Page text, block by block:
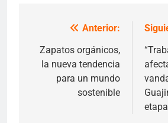
Navegación
de
entradas
Anterior:
Zapatos orgánicos,
la nueva tendencia
para un mundo
sostenible